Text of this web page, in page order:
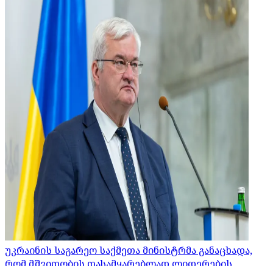
უკრაინის საგარეო საქმეთა მინისტრმა განაცხადა,